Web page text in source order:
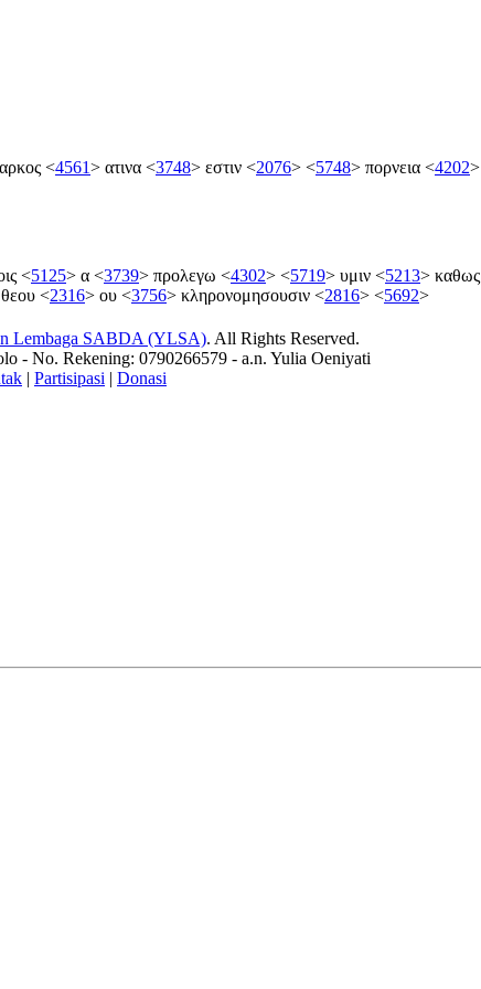
<4561> ατινα <3748> εστιν <2076> <5748> πορνεια <4202>
<5125> α <3739> προλεγω <4302> <5719> υμιν <5213> καθως
θεου <2316> ου <3756> κληρονομησουσιν <2816> <5692>
Lembaga SABDA (YLSA). All Rights Reserved.
- No. Rekening: 0790266579 - a.n. Yulia Oeniyati
| Partisipasi | Donasi